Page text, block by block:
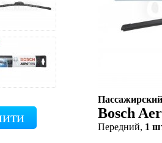
Пассажирский
Bosch
Передний, 1